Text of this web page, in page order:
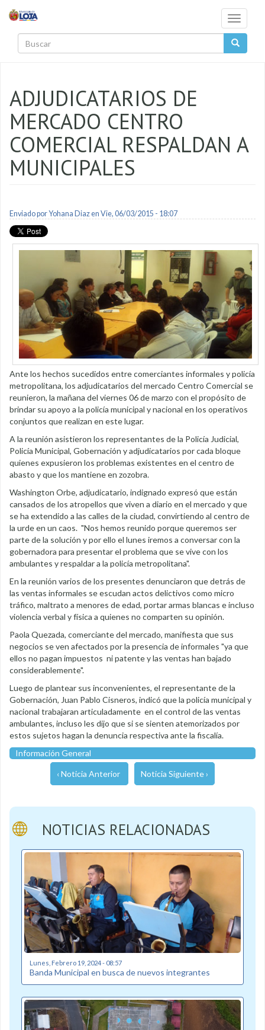
Toggle
ADJUDICATARIOS DE
MERCADO CENTRO
COMERCIAL RESPALDAN A
MUNICIPALES
Enviado porYohana Diazen Vie, 06/03/2015 - 18:07
Ante los hechos sucedidos entre comerciantes informales y policía
metropolitana, los adjudicatarios del mercado Centro Comercial se
reunieron, la mañana del viernes 06 de marzo con el propósito de
brindar su apoyo a la policía municipal y nacional en los operativos
conjuntos que realizan en este lugar.
A la reunión asistieron los representantes de la Policía Judicial,
Policía Municipal, Gobernación y adjudicatarios por cada bloque
quienes expusieron los problemas existentes en el centro de
abasto y que los mantiene en zozobra.
Washington Orbe, adjudicatario, indignado expresó que están
cansados de los atropellos que viven a diario en el mercado y que
se ha extendido a las calles de la ciudad, convirtiendo al centro de
la urde en un caos. "Nos hemos reunido porque queremos ser
parte de la solución y por ello el lunes iremos a conversar con la
gobernadora para presentar el problema que se vive con los
ambulantes y respaldar a la policía metropolitana".
En la reunión varios de los presentes denunciaron que detrás de
las ventas informales se escudan actos delictivos como micro
tráfico, maltrato a menores de edad, portar armas blancas e incluso
violencia verbal y física a quienes no comparten su opinión.
Paola Quezada, comerciante del mercado, manifiesta que sus
negocios se ven afectados por la presencia de informales "ya que
ellos no pagan impuestos ni patente y las ventas han bajado
considerablemente".
Luego de plantear sus inconvenientes, el representante de la
Gobernación, Juan Pablo Cisneros, indicó que la policía municipal y
nacional trabajaran articuladamente en el control de las ventas
ambulantes, incluso les dijo que si se sienten atemorizados por
estos sujetos hagan la denuncia respectiva ante la fiscalía.
Información General
‹ Noticia Anterior Noticia Siguiente ›
NOTICIAS RELACIONADAS
Lunes, Febrero 19, 2024 - 08:57
Banda Municipal en busca de nuevos integrantes